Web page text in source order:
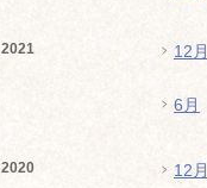
2021 12月
6月
2020 12月